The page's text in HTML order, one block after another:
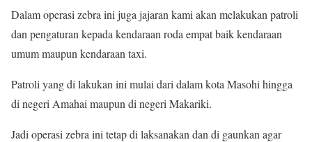
Dalam operasi zebra ini juga jajaran kami akan melakukan patroli
dan pengaturan kepada kendaraan roda empat baik kendaraan
umum maupun kendaraan taxi.
Patroli yang di lakukan ini mulai dari dalam kota Masohi hingga
di negeri Amahai maupun di negeri Makariki.
Jadi operasi zebra ini tetap di laksanakan dan di gaunkan agar